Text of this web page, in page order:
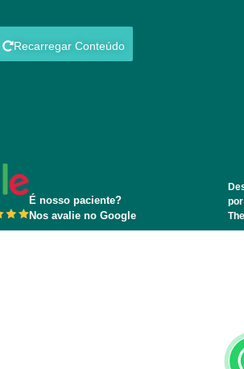
Recarregar Conteúdo
É nosso paciente?
Nos avalie no Google
por